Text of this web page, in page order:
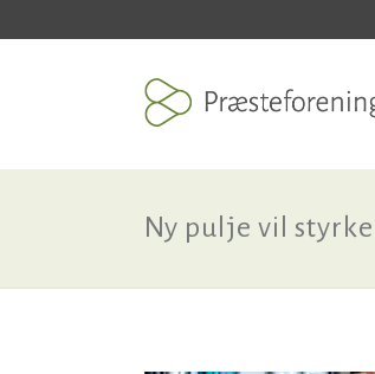
Ny pulje vil